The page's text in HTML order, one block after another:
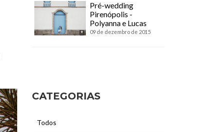
Pré-wedding
Pirenópolis -
Polyanna e Lucas
09 de dezembro de 2015
CATEGORIAS
Todos